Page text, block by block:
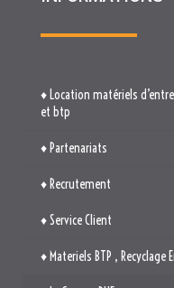
♦ Location matériels
et btp
♦ Partenariats
♦ Recrutement
♦ Service Client
♦ Materiels BTP , Recyclage